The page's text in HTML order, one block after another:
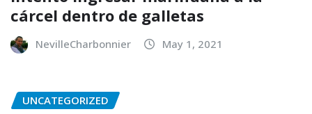
cárcel dentro de galletas
NevilleCharbonnier May 1, 2021
UNCATEGORIZED